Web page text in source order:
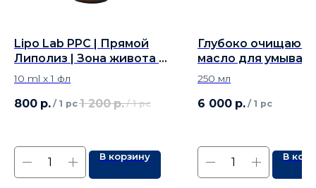
Lipo Lab PPC | Прямой
Липолиз | Зона живота и
ягодиц - 1 фл
10 ml x 1 фл
800 р. / 1 pc 1 200 р. / 1 pc
В корзину
Глубоко
масло для
250 мл
6 000 р. / 1 pc
В